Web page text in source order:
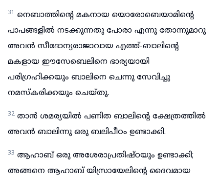
31 നെബാത്തിന്റെ മകനായ യൊരോബെയാമിന്റെ
പാപങ്ങളിൽ നടക്കുന്നതു പോരാ എന്നു തോന്നുമാറു
അവൻ സീദോന്യരാജാവായ എത്ത്-ബാലിന്റെ
മകളായ ഈസേബെലിനെ ഭാര്യയായി
പരിഗ്രഹിക്കയും ബാലിനെ ചെന്നു സേവിച്ചു
നമസ്കരിക്കയും ചെയ്തു.
32 താൻ ശമര്യയിൽ പണിത ബാലിന്റെ ക്ഷേത്രത്തിൽ
അവൻ ബാലിന്നു ഒരു ബലിപീഠം ഉണ്ടാക്കി.
33 ആഹാബ് ഒരു അശേരാപ്രതിഷ്ഠയും ഉണ്ടാക്കി;
അങ്ങനെ ആഹാബ് യിസ്രായേലിന്റെ ദൈവമായ